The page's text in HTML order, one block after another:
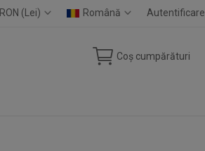
RON (Lei) Română Autentificare
Coș cumpărături